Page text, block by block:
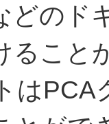
どのド
ること
は